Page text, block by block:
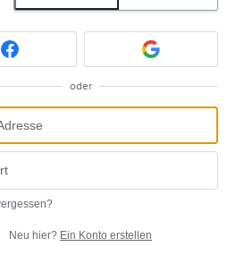
oder
Neu hier? Ein Konto erstellen